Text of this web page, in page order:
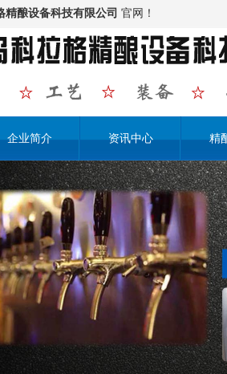
精酿设备科技有限公司 官网！
企业简介 资讯中心 精